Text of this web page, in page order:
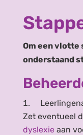
Om een vlotte
onderstaand
Zet eventueel
dyslexieaan